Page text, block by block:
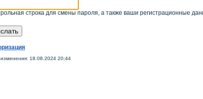
строка для смены пароля, а также ваши регистрационные
18.08.2024 20:44